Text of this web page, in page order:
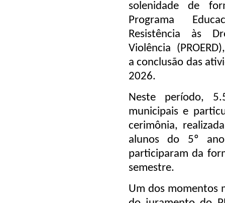
solenidade de
Programa
Resistência às
Violência
a conclusão das
2026.
Neste período,
municipais e
cerimônia,
alunos do 5º
participaram da
semestre.
Um dos momentos